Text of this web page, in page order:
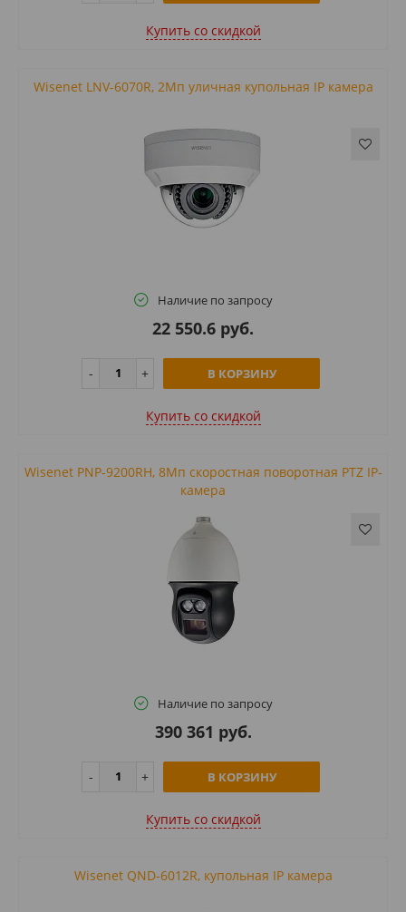
Купить cо скидкой
Wisenet LNV-6070R, 2Мп уличная купольная IP камера
Наличие по запросу
22 550.6 руб.
В КОРЗИНУ
Купить cо скидкой
Wisenet PNP-9200RH, 8Мп скоростная поворотная PTZ IP-
камера
Наличие по запросу
390 361 руб.
В КОРЗИНУ
Купить cо скидкой
Wisenet QND-6012R, купольная IP камера